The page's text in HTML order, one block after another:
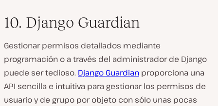
10. Django Guardian
Gestionar permisos detallados mediante
programación o a través del administrador de Django
puede ser tedioso. Django Guardian proporciona una
API sencilla e intuitiva para gestionar los permisos de
usuario y de grupo por objeto con sólo unas pocas